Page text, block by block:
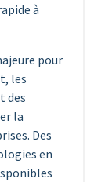
à
pour
les
des
la
Des
en